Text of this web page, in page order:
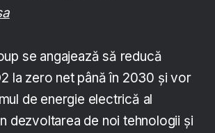
se angajează să reducă
la zero net până în 2030 și vor
de energie electrică al
dezvoltarea de noi tehnologii și